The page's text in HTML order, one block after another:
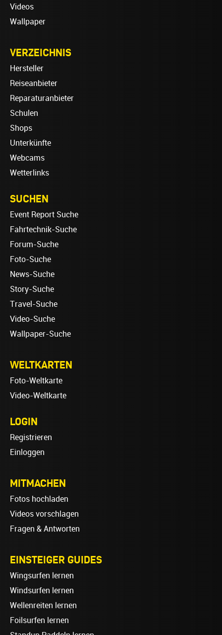
Videos
Wallpaper
VERZEICHNIS
Hersteller
Reiseanbieter
Reparaturanbieter
Schulen
Shops
Unterkünfte
Webcams
Wetterlinks
SUCHEN
Event Report Suche
Fahrtechnik-Suche
Forum-Suche
Foto-Suche
News-Suche
Story-Suche
Travel-Suche
Video-Suche
Wallpaper-Suche
WELTKARTEN
Foto-Weltkarte
Video-Weltkarte
LOGIN
Registrieren
Einloggen
MITMACHEN
Fotos hochladen
Videos vorschlagen
Fragen & Antworten
EINSTEIGER GUIDES
Wingsurfen lernen
Windsurfen lernen
Wellenreiten lernen
Foilsurfen lernen